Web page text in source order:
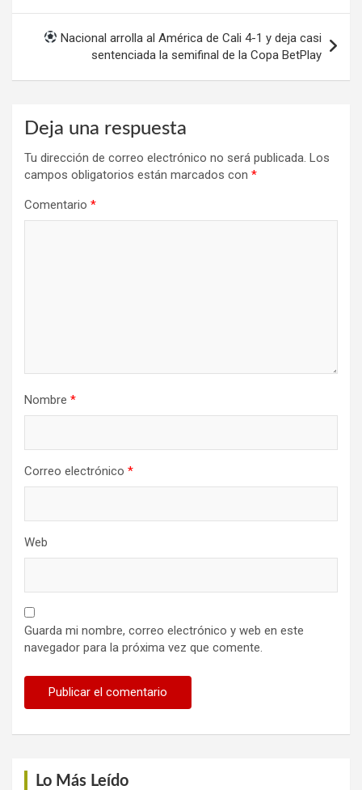
Nacional arrolla al América de Cali 4-1 y deja casi
sentenciada la semifinal de la Copa BetPlay
Deja una respuesta
Tu dirección de correo electrónico no será publicada. Los
campos obligatorios están marcados con *
Comentario *
Nombre *
Correo electrónico *
Web
Guarda mi nombre, correo electrónico y web en este
navegador para la próxima vez que comente.
Lo Más Leído